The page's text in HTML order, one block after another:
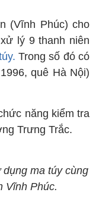
(Vĩnh Phúc) cho
lý 9 thanh niên
Trong số đó có
quê Hà Nội)
năng kiểm tra
Trưng Trắc.
ma túy cùng
Vĩnh Phúc.